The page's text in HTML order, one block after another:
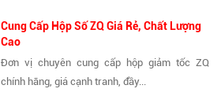
Cung Cấp Hộp Số ZQ Giá Rẻ, Chất Lượng
Cao
Đơn vị chuyên cung cấp hộp giảm tốc ZQ
chính hãng, giá cạnh tranh, đầy...